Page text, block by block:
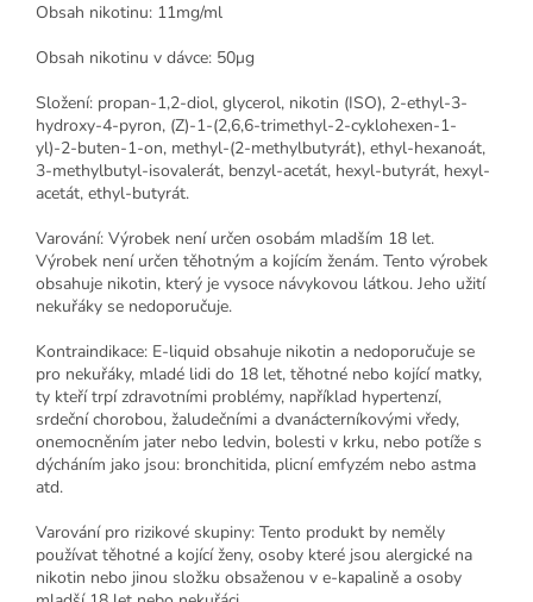
Obsah nikotinu: 11mg/ml
Obsah nikotinu v dávce: 50μg
Složení: propan-1,2-diol, glycerol, nikotin (ISO), 2-ethyl-3-
hydroxy-4-pyron, (Z)-1-(2,6,6-trimethyl-2-cyklohexen-1-
yl)-2-buten-1-on, methyl-(2-methylbutyrát), ethyl-hexanoát,
3-methylbutyl-isovalerát, benzyl-acetát, hexyl-butyrát, hexyl-
acetát, ethyl-butyrát.
Varování: Výrobek není určen osobám mladším 18 let.
Výrobek není určen těhotným a kojícím ženám. Tento výrobek
obsahuje nikotin, který je vysoce návykovou látkou. Jeho užití
nekuřáky se nedoporučuje.
Kontraindikace: E-liquid obsahuje nikotin a nedoporučuje se
pro nekuřáky, mladé lidi do 18 let, těhotné nebo kojící matky,
ty kteří trpí zdravotními problémy, například hypertenzí,
srdeční chorobou, žaludečními a dvanácterníkovými vředy,
onemocněním jater nebo ledvin, bolesti v krku, nebo potíže s
dýcháním jako jsou: bronchitida, plicní emfyzém nebo astma
atd.
Varování pro rizikové skupiny: Tento produkt by neměly
používat těhotné a kojící ženy, osoby které jsou alergické na
nikotin nebo jinou složku obsaženou v e-kapalině a osoby